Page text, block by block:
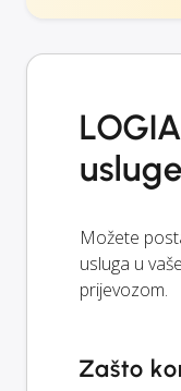
usluge
Možete
usluga u
prijevozom.
Zašto